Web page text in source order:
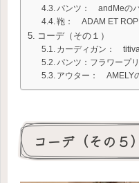
パンツ： andMeの
鞄： ADAM ET
コーデ（その１）
カーディガン：
パンツ：フラワープ
アウター： AMELY
コーデ（その５）